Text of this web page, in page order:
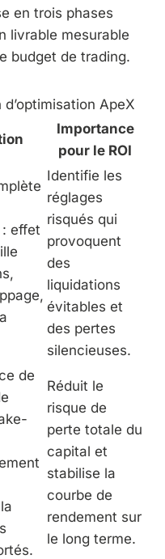
en trois phases
livrable mesurable
budget de trading.
ApeX
Importance
pour le ROI
effet
Identifie les
réglages
risqués qui
provoquent
des
liquidations
évitables et
des pertes
silencieuses.
de
Réduit le
risque de
perte totale du
capital et
stabilise la
courbe de
rendement sur
le long terme.